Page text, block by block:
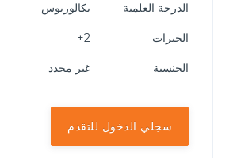
الدرجة العلمية بكالوريوس
الخبرات
الجنسية غير محدد
سجلي الدخول للتقدم